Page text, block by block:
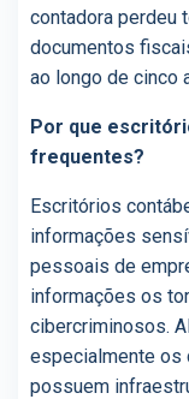
contadora perdeu
documentos
ao longo de cinco
Por que
frequentes?
Escritórios
informações
pessoais de
informações os
cibercriminosos.
especialmente os
possuem